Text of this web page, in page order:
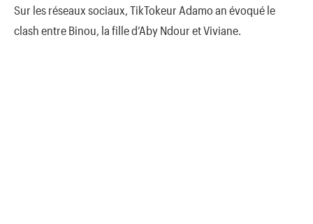
Sur les réseaux sociaux, TikTokeur Adamo an évoqué le
clash entre Binou, la fille d’Aby Ndour et Viviane.